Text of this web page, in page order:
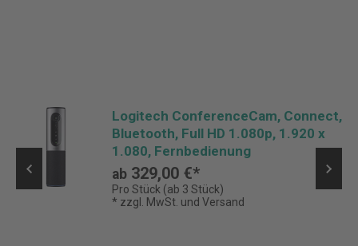
Logitech ConferenceCam, Connect,
Bluetooth, Full HD 1.080p, 1.920 x
1.080, Fernbedienung
ab 329,00 €*
Pro Stück (ab 3 Stück)
* zzgl. MwSt. und Versand